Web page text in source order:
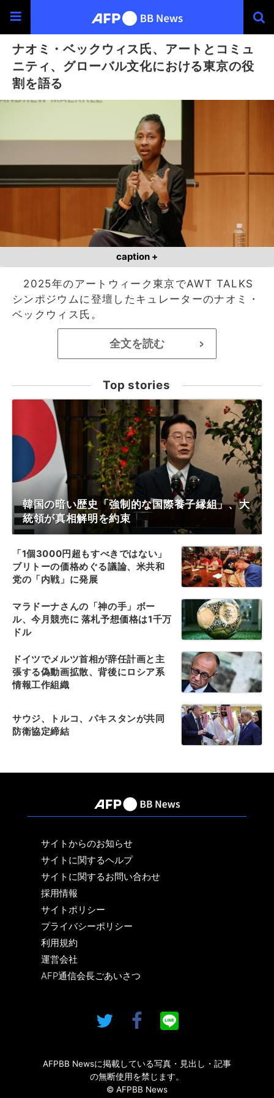
ナオミ・ベックウィス氏、アートとコミュ
ニティ、グローバル文化における東京の役
割を語る
caption +
2025年のアートウィーク東京でAWT TALKS
シンポジウムに登壇したキュレーターのナオミ・
ベックウィス氏。
全文を読む >
Top stories
韓国の暗い歴史「強制的な国際養子縁組」、大
統領が真相解明を約束
「1個3000円超もすべきではない」
ブリトーの価格めぐる議論、米共和
党の「内戦」に発展
マラドーナさんの「神の手」ボー
ル、今月競売に 落札予想価格は1千万
ドル
ドイツでメルツ首相が辞任計画と主
張する偽動画拡散、背後にロシア系
情報工作組織
サウジ、トルコ、パキスタンが共同
防衛協定締結
サイトからのお知らせ
サイトに関するヘルプ
サイトに関するお問い合わせ
採用情報
サイトポリシー
プライバシーポリシー
利用規約
運営会社
AFP通信会長ごあいさつ
AFPBB Newsに掲載している写真・見出し・記事
の無断使用を禁じます。
© AFPBB News